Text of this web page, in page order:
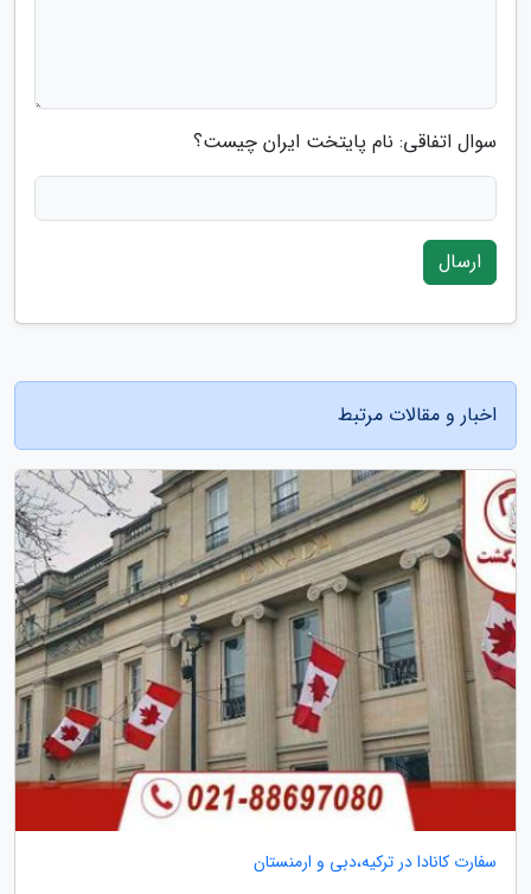
سوال اتفاقی: نام پایتخت ایران چیست؟
ارسال
اخبار و مقالات مرتبط
سفارت کانادا در ترکیه،دبی و ارمنستان